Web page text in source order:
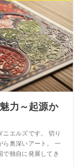
力～起源か
ニエルズです。 切り
ら奥深いアート。 一
で独自に発展してき